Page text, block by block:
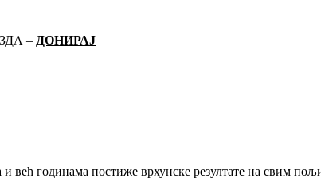
– ДОНИРАЈ
већ годинама постиже врхунске резултате на свим